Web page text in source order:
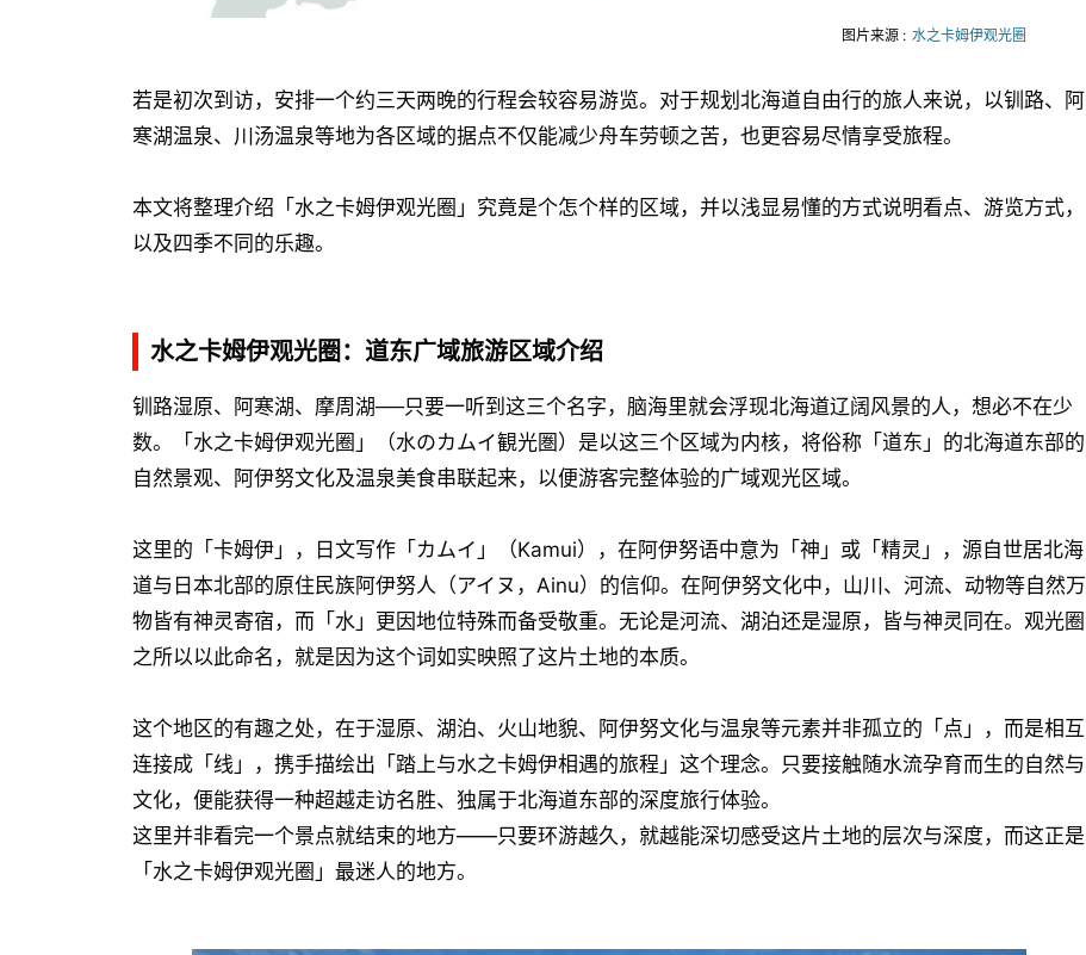
图片来源 : 水之卡姆伊观光圈
若是初次到访，安排一个约三天两晚的行程会较容易游览。对于规划北海道自由行的旅人来说，以钏路、阿
寒湖温泉、川汤温泉等地为各区域的据点不仅能减少舟车劳顿之苦，也更容易尽情享受旅程。
本文将整理介绍「水之卡姆伊观光圈」究竟是个怎个样的区域，并以浅显易懂的方式说明看点、游览方式，
以及四季不同的乐趣。
水之卡姆伊观光圈：道东广域旅游区域介绍
钏路湿原、阿寒湖、摩周湖──只要一听到这三个名字，脑海里就会浮现北海道辽阔风景的人，想必不在少
数。「水之卡姆伊观光圈」（水のカムイ観光圏）是以这三个区域为内核，将俗称「道东」的北海道东部的
自然景观、阿伊努文化及温泉美食串联起来，以便游客完整体验的广域观光区域。
这里的「卡姆伊」，日文写作「カムイ」（Kamui），在阿伊努语中意为「神」或「精灵」，源自世居北海
道与日本北部的原住民族阿伊努人（アイヌ，Ainu）的信仰。在阿伊努文化中，山川、河流、动物等自然万
物皆有神灵寄宿，而「水」更因地位特殊而备受敬重。无论是河流、湖泊还是湿原，皆与神灵同在。观光圈
之所以以此命名，就是因为这个词如实映照了这片土地的本质。
这个地区的有趣之处，在于湿原、湖泊、火山地貌、阿伊努文化与温泉等元素并非孤立的「点」，而是相互
连接成「线」，携手描绘出「踏上与水之卡姆伊相遇的旅程」这个理念。只要接触随水流孕育而生的自然与
文化，便能获得一种超越走访名胜、独属于北海道东部的深度旅行体验。
这里并非看完一个景点就结束的地方——只要环游越久，就越能深切感受这片土地的层次与深度，而这正是
「水之卡姆伊观光圈」最迷人的地方。